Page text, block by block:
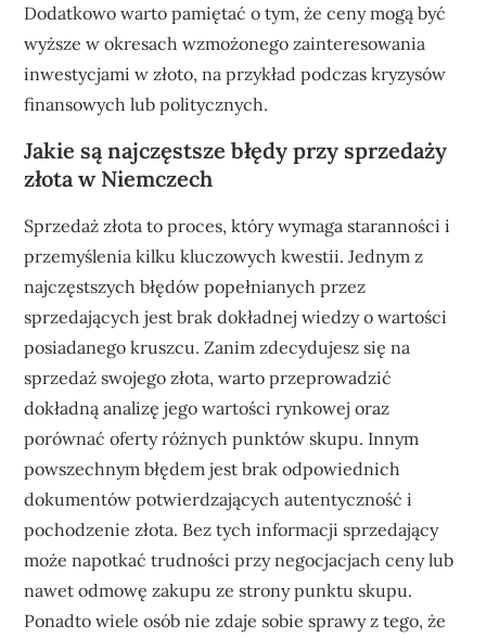
Dodatkowo warto pamiętać o tym, że ceny mogą być
wyższe w okresach wzmożonego zainteresowania
inwestycjami w złoto, na przykład podczas kryzysów
finansowych lub politycznych.
Jakie są najczęstsze błędy przy sprzedaży
złota w Niemczech
Sprzedaż złota to proces, który wymaga staranności i
przemyślenia kilku kluczowych kwestii. Jednym z
najczęstszych błędów popełnianych przez
sprzedających jest brak dokładnej wiedzy o wartości
posiadanego kruszcu. Zanim zdecydujesz się na
sprzedaż swojego złota, warto przeprowadzić
dokładną analizę jego wartości rynkowej oraz
porównać oferty różnych punktów skupu. Innym
powszechnym błędem jest brak odpowiednich
dokumentów potwierdzających autentyczność i
pochodzenie złota. Bez tych informacji sprzedający
może napotkać trudności przy negocjacjach ceny lub
nawet odmowę zakupu ze strony punktu skupu.
Ponadto wiele osób nie zdaje sobie sprawy z tego, że